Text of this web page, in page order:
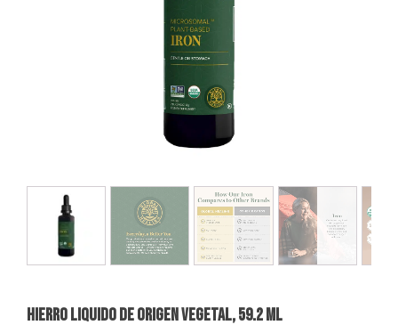
HIERRO LIQUIDO DE ORIGEN VEGETAL, 59.2 Ml